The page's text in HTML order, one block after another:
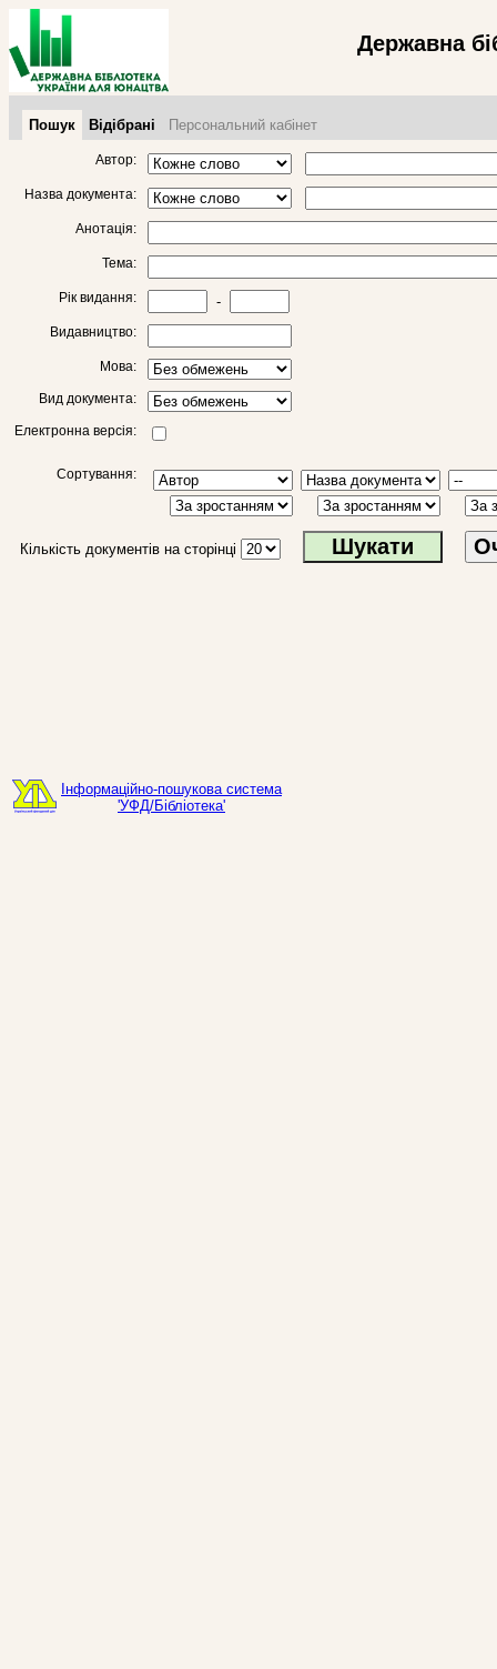
Державна
Пошук Відібрані Персональний кабінет
Автор:
Назва документа:
Анотація:
Тема:
Рік видання: -
Видавництво:
Мова:
Вид документа:
Електронна версія:
Сортування:
Кількість документів на сторінці
Інформаційно-пошукова система
'УФД/Бібліотека'